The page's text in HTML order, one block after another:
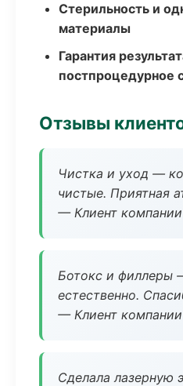
Стерильность и
материалы
Гарантия
постпроцедурное
Отзывы
Чистка и уход —
чистые. Приятная
— Клиент компании
Ботокс и филлеры
естественно.
— Клиент компании
Сделала лазерную